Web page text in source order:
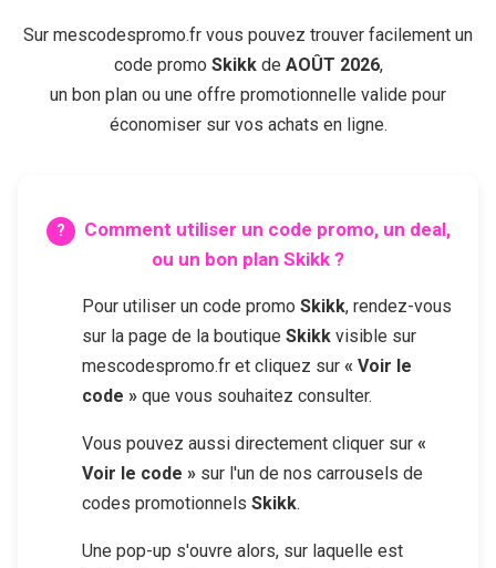
Sur mescodespromo.fr vous pouvez trouver facilement un
code promo Skikkde AOÛT 2026,
un bon plan ou une offre promotionnelle valide pour
économiser sur vos achats en ligne.
Comment utiliser un code promo, un deal,
ou un bon plan Skikk ?
Pour utiliser un code promo Skikk, rendez-vous
sur la page de la boutique Skikk visible sur
mescodespromo.fr et cliquez sur « Voir le
code » que vous souhaitez consulter.
Vous pouvez aussi directement cliquer sur «
Voir le code » sur l'un de nos carrousels de
codes promotionnels Skikk.
Une pop-up s'ouvre alors, sur laquelle est